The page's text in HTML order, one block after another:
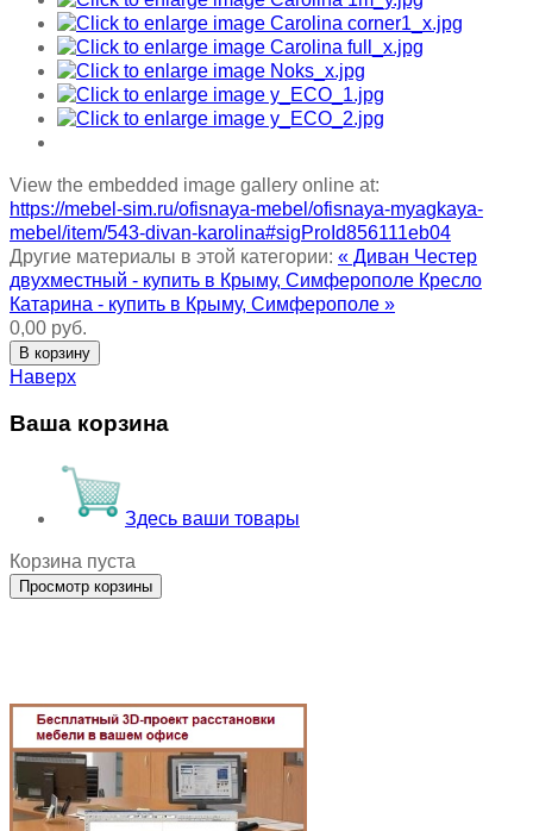
View the embedded image gallery online at:
https://mebel-sim.ru/ofisnaya-mebel/ofisnaya-myagkaya-
mebel/item/543-divan-karolina#sigProId856111eb04
Другие материалы в этой категории: « Диван Честер
двухместный - купить в Крыму, Симферополе Кресло
Катарина - купить в Крыму, Симферополе »
0,00 руб.
Наверх
Ваша корзина
Здесь ваши товары
Корзина пуста